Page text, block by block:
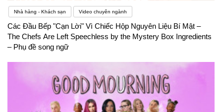
Nhà hàng - Khách sạn Video chuyên ngành
Các Đầu Bếp "Cạn Lời" Vì Chiếc Hộp Nguyên Liệu Bí Mật –
The Chefs Are Left Speechless by the Mystery Box Ingredients
– Phụ đề song ngữ